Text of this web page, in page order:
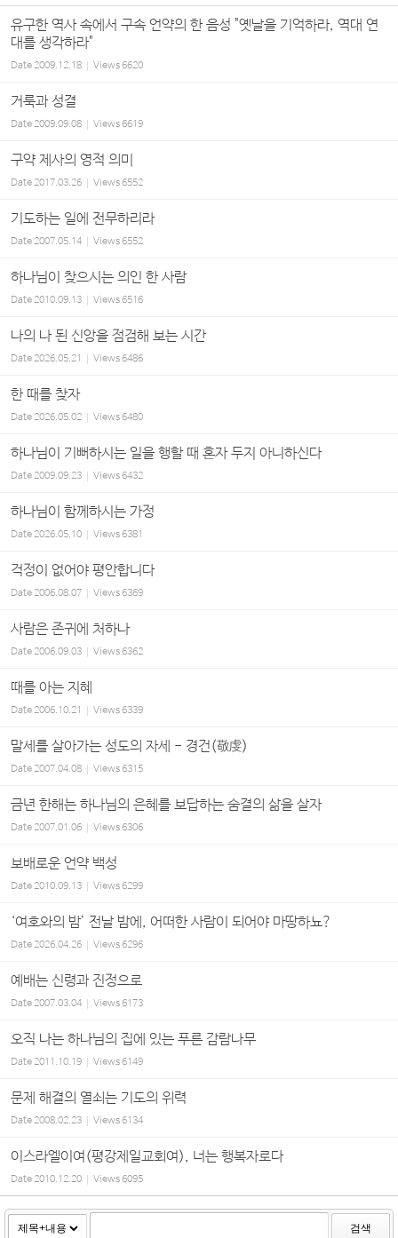
유구한 역사 속에서 구속 언약의 한 음성 "옛날을 기억하라, 역대 연
대를 생각하라"
Date2009.12.18 Views6620
거룩과 성결
Date2009.09.08 Views6619
구약 제사의 영적 의미
Date2017.03.26 Views6552
기도하는 일에 전무하리라
Date2007.05.14 Views6552
하나님이 찾으시는 의인 한 사람
Date2010.09.13 Views6516
나의 나 된 신앙을 점검해 보는 시간
Date2026.05.21 Views6486
한 때를 찾자
Date2026.05.02 Views6480
하나님이 기뻐하시는 일을 행할 때 혼자 두지 아니하신다
Date2009.09.23 Views6432
하나님이 함께하시는 가정
Date2026.05.10 Views6381
걱정이 없어야 평안합니다
Date2006.08.07 Views6369
사람은 존귀에 처하나
Date2006.09.03 Views6362
때를 아는 지혜
Date2006.10.21 Views6339
말세를 살아가는 성도의 자세 - 경건(敬虔)
Date2007.04.08 Views6315
금년 한해는 하나님의 은혜를 보답하는 숨결의 삶을 살자
Date2007.01.06 Views6306
보배로운 언약 백성
Date2010.09.13 Views6299
‘여호와의 밤’ 전날 밤에, 어떠한 사람이 되어야 마땅하뇨?
Date2026.04.26 Views6296
예배는 신령과 진정으로
Date2007.03.04 Views6173
오직 나는 하나님의 집에 있는 푸른 감람나무
Date2011.10.19 Views6149
문제 해결의 열쇠는 기도의 위력
Date2008.02.23 Views6134
이스라엘이여(평강제일교회여), 너는 행복자로다
Date2010.12.20 Views6095
검색